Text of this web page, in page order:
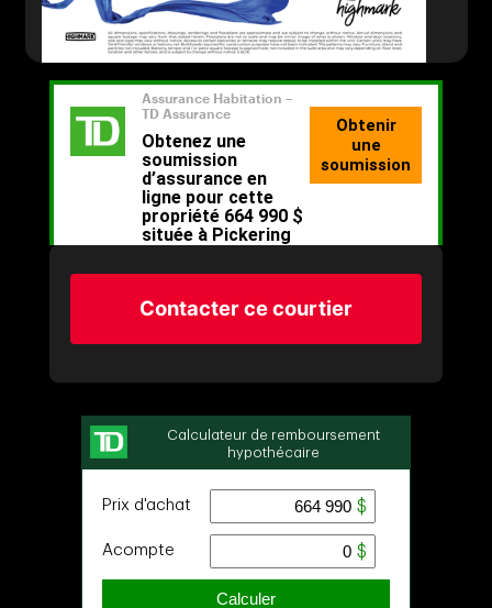
Contacter ce courtier